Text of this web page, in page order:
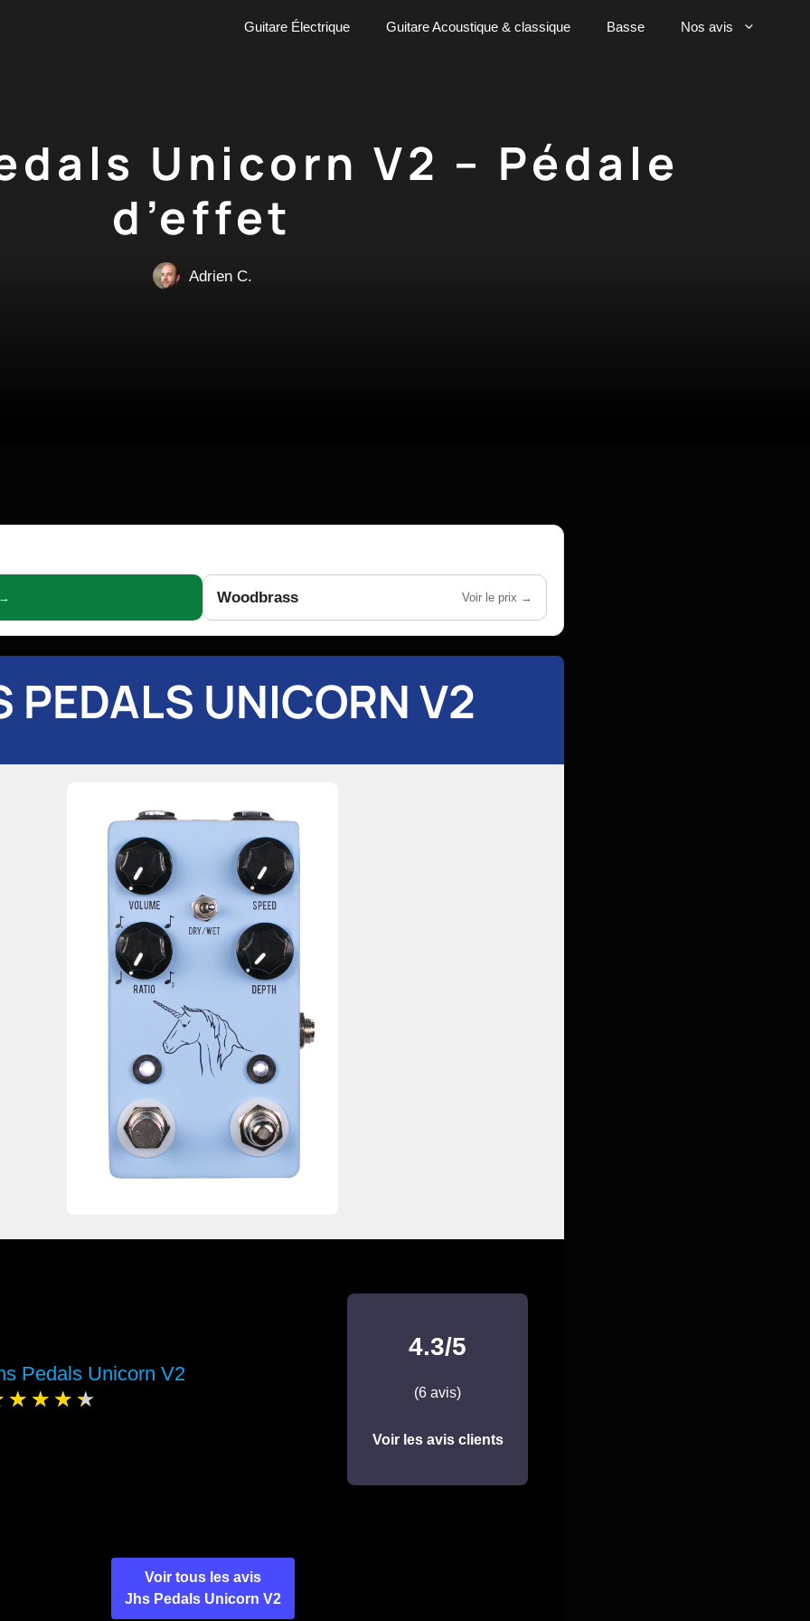
Guitare Électrique Guitare Acoustique & classique Basse Nos avis
Unicorn V2 – Pédale
d’effet
Adrien C.
Woodbrass Voir le prix →
PEDALS UNICORN V2
Pedals Unicorn V2
4.3/5
(6 avis)
Voir les avis clients
Voir tous les avis
Jhs Pedals Unicorn V2